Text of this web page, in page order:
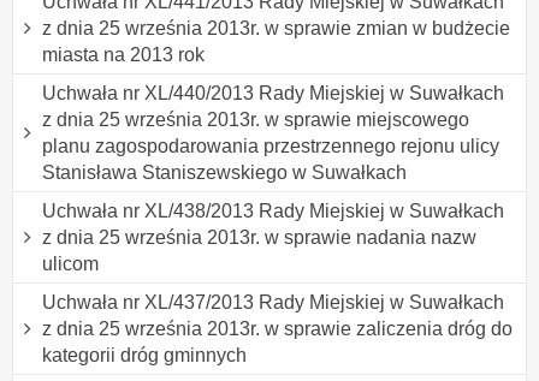
z dnia 25 września 2013r. w sprawie zmian w budżecie
miasta na 2013 rok
Uchwała nr XL/440/2013 Rady Miejskiej w Suwałkach
z dnia 25 września 2013r. w sprawie miejscowego
planu zagospodarowania przestrzennego rejonu ulicy
Stanisława Staniszewskiego w Suwałkach
Uchwała nr XL/438/2013 Rady Miejskiej w Suwałkach
z dnia 25 września 2013r. w sprawie nadania nazw
ulicom
Uchwała nr XL/437/2013 Rady Miejskiej w Suwałkach
z dnia 25 września 2013r. w sprawie zaliczenia dróg do
kategorii dróg gminnych